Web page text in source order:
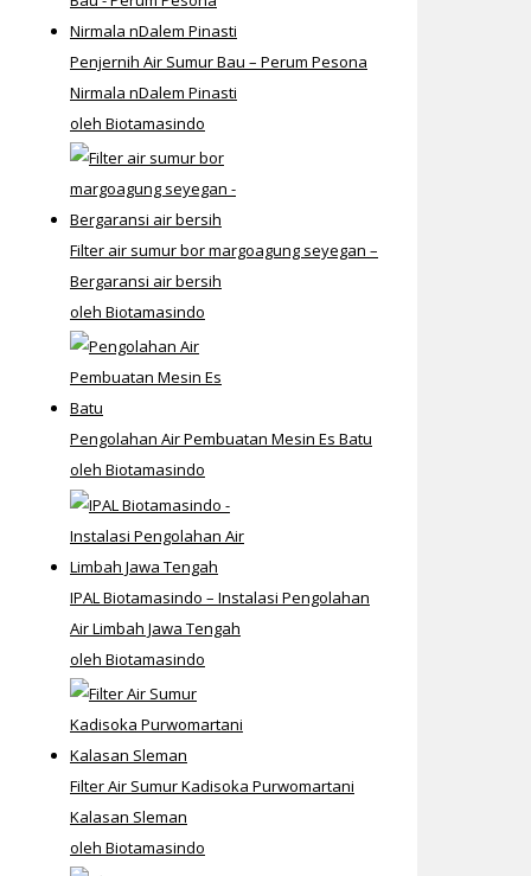
Penjernih Air Sumur Bau – Perum Pesona
Nirmala nDalem Pinasti
oleh Biotamasindo
Filter air sumur bor margoagung seyegan –
Bergaransi air bersih
oleh Biotamasindo
Pengolahan Air Pembuatan Mesin Es Batu
oleh Biotamasindo
IPAL Biotamasindo – Instalasi Pengolahan
Air Limbah Jawa Tengah
oleh Biotamasindo
Filter Air Sumur Kadisoka Purwomartani
Kalasan Sleman
oleh Biotamasindo